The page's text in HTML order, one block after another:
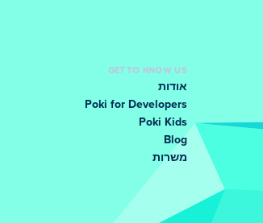
GET TO KNOW US
אודות
Poki for Developers
Poki Kids
Blog
משרות